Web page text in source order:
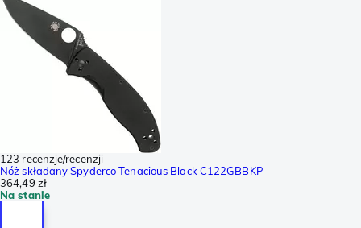
123 recenzje/recenzji
Nóż składany Spyderco Tenacious Black C122GBBKP
364,49 zł
Na stanie